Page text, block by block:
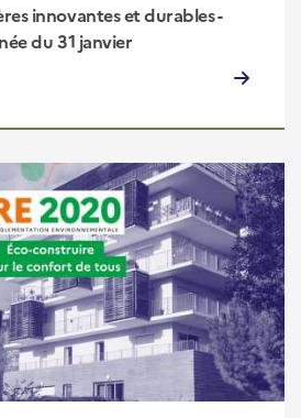
innovantes et durables -
du 31 janvier